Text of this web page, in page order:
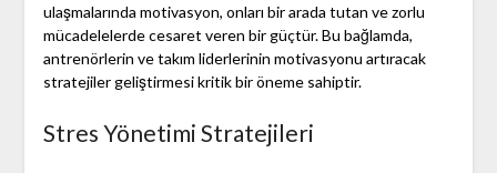
ulaşmalarında motivasyon, onları bir arada tutan ve zorlu
mücadelelerde cesaret veren bir güçtür. Bu bağlamda,
antrenörlerin ve takım liderlerinin motivasyonu artıracak
stratejiler geliştirmesi kritik bir öneme sahiptir.
Stres Yönetimi Stratejileri